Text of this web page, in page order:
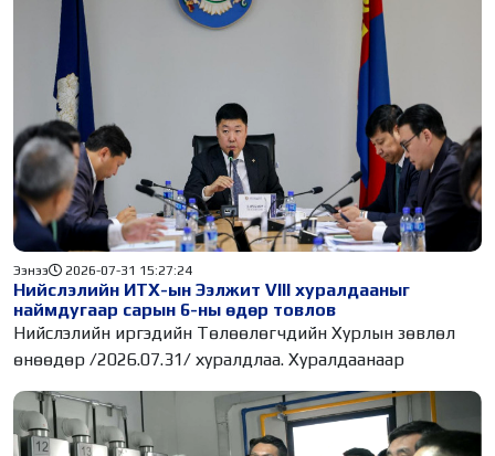
Нийслэлийн ИТХ-ын Ээлжит VIII хуралдааныг
наймдугаар сарын 6-ны өдөр товлов
Ээнээ 2026-07-31 15:27:24
Нийслэлийн иргэдийн Төлөөлөгчдийн Хурлын зөвлөл
өнөөдөр /2026.07.31/ хуралдлаа. Хуралдаанаар